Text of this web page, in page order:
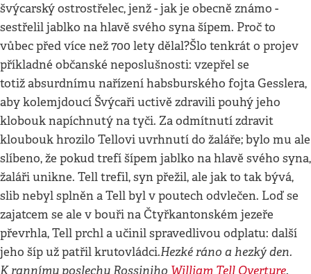
švýcarský ostrostřelec, jenž - jak je obecně známo -
sestřelil jablko na hlavě svého syna šípem. Proč to
vůbec před více než 700 lety dělal?Šlo tenkrát o projev
příkladné občanské neposlušnosti: vzepřel se
totiž absurdnímu nařízení habsburského fojta Gesslera,
aby kolemjdoucí Švýcaři uctivě zdravili pouhý jeho
klobouk napíchnutý na tyči. Za odmítnutí zdravit
kloubouk hrozilo Tellovi uvrhnutí do žaláře; bylo mu ale
slíbeno, že pokud trefí šípem jablko na hlavě svého syna,
žaláři unikne. Tell trefil, syn přežil, ale jak to tak bývá,
slib nebyl splněn a Tell byl v poutech odvlečen. Loď se
zajatcem se ale v bouři na Čtyřkantonském jezeře
převrhla, Tell prchl a učinil spravedlivou odplatu: další
jeho šíp už patřil krutovládci.Hezké ráno a hezký den.
K rannímu poslechu Rossiniho William Tell Overture.